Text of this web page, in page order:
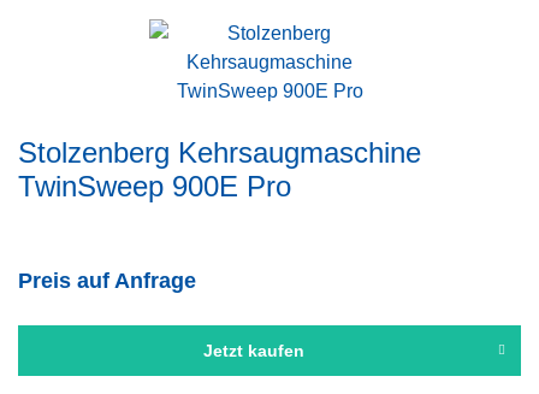
Stolzenberg Kehrsaugmaschine
TwinSweep 900E Pro
Preis auf Anfrage
Jetzt kaufen